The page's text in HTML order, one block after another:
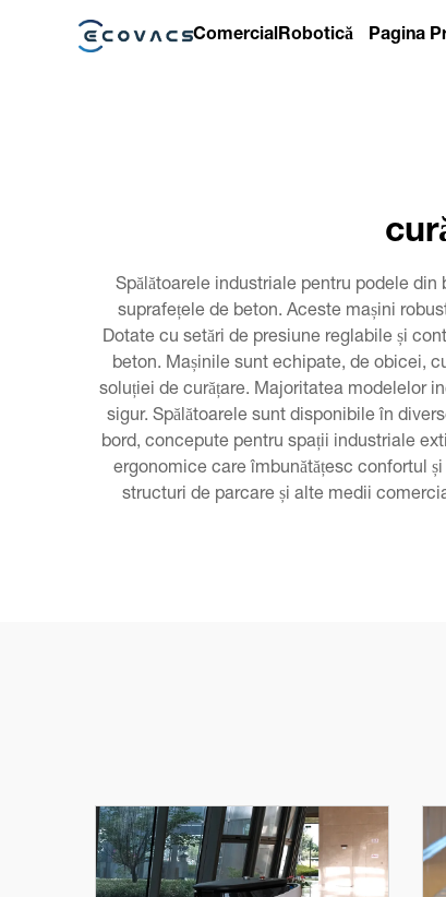
ComercialRobotică Pagina
Spălătoarele industriale pentru podele
suprafețele de beton. Aceste mașini
Dotate cu setări de presiune reglabile și
beton. Mașinile sunt echipate, de obicei,
soluției de curățare. Majoritatea modelelor
sigur. Spălătoarele sunt disponibile în
bord, concepute pentru spații industriale
ergonomice care îmbunătățesc confortul
structuri de parcare și alte medii